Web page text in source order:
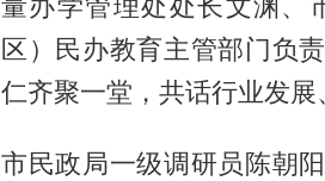
区）民办教育主管部门负
仁齐聚一堂，共话行业发展
市民政局一级调研员陈朝